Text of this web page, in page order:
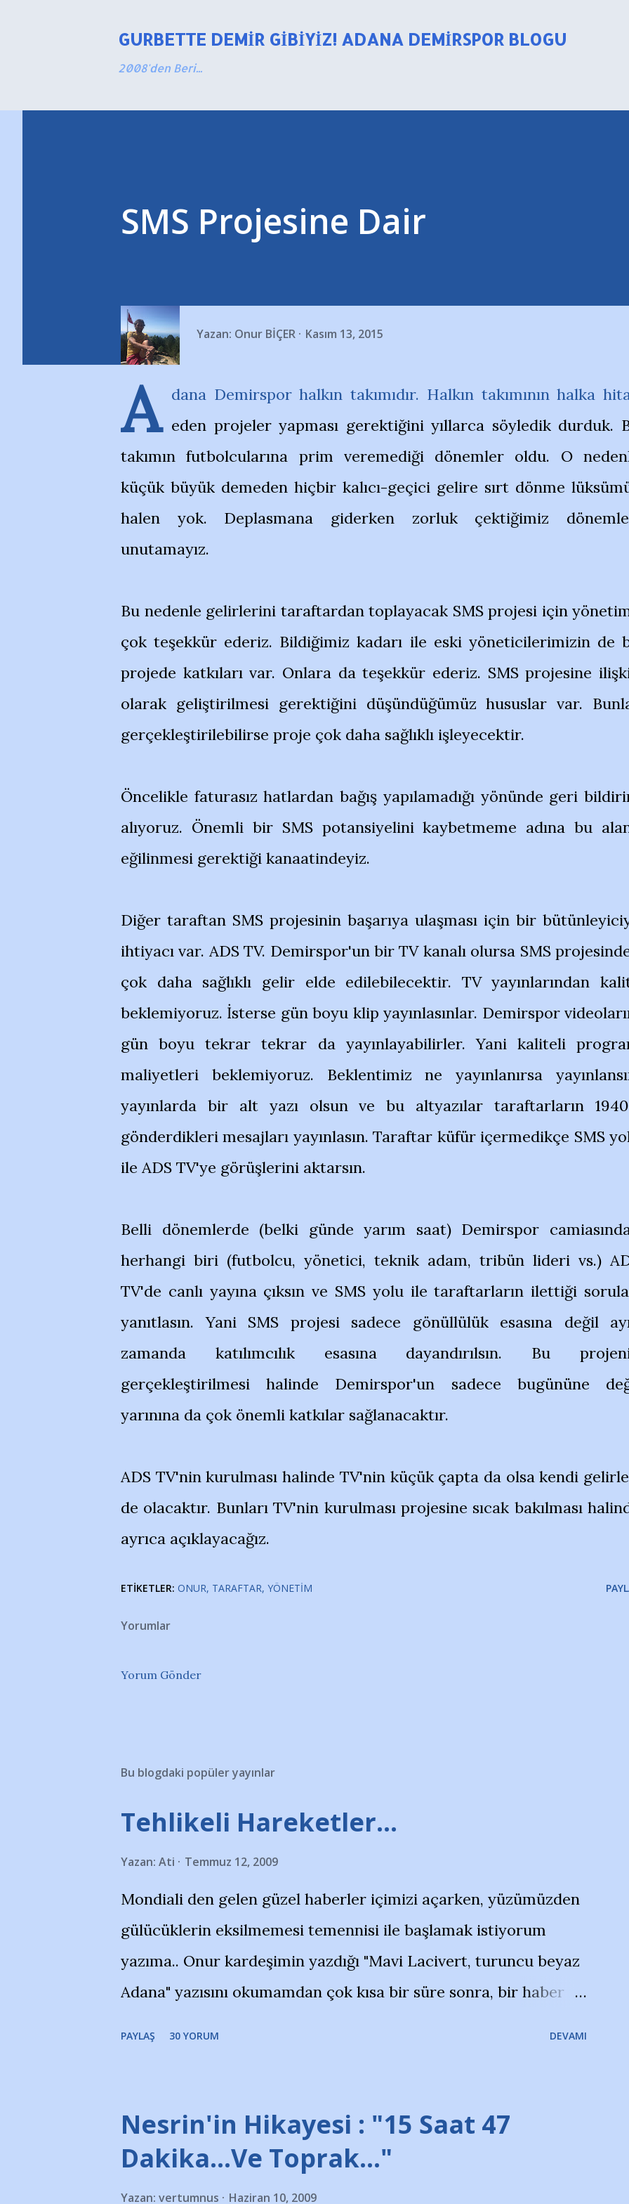
GURBETTE DEMIR GIBIYIZ! ADANA DEMIRSPOR BLOGU
2008'den Beri...
SMS Projesine Dair
Yazan: Onur BİÇER Kasım 13, 2015
A
dana Demirspor halkın takımıdır. Halkın takımının halka
eden projeler yapması gerektiğini yıllarca söyledik durduk.
takımın futbolcularına prim veremediği dönemler oldu. O
küçük büyük demeden hiçbir kalıcı-geçici gelire sırt dönme
halen yok. Deplasmana giderken zorluk çektiğimiz
unutamayız.
Bu nedenle gelirlerini taraftardan toplayacak SMS projesi için
çok teşekkür ederiz. Bildiğimiz kadarı ile eski yöneticilerimizin de
projede katkıları var. Onlara da teşekkür ederiz. SMS projesine
olarak geliştirilmesi gerektiğini düşündüğümüz hususlar var.
gerçekleştirilebilirse proje çok daha sağlıklı işleyecektir.
Öncelikle faturasız hatlardan bağış yapılamadığı yönünde geri
alıyoruz. Önemli bir SMS potansiyelini kaybetmeme adına bu
eğilinmesi gerektiği kanaatindeyiz.
Diğer taraftan SMS projesinin başarıya ulaşması için bir
ihtiyacı var. ADS TV. Demirspor'un bir TV kanalı olursa SMS
çok daha sağlıklı gelir elde edilebilecektir. TV yayınlarından
beklemiyoruz. İsterse gün boyu klip yayınlasınlar. Demirspor
gün boyu tekrar tekrar da yayınlayabilirler. Yani kaliteli
maliyetleri beklemiyoruz. Beklentimiz ne yayınlanırsa
yayınlarda bir alt yazı olsun ve bu altyazılar taraftarların
gönderdikleri mesajları yayınlasın. Taraftar küfür içermedikçe SMS
ile ADS TV'ye görüşlerini aktarsın.
Belli dönemlerde (belki günde yarım saat) Demirspor
herhangi biri (futbolcu, yönetici, teknik adam, tribün lideri vs.)
TV'de canlı yayına çıksın ve SMS yolu ile taraftarların ilettiği
yanıtlasın. Yani SMS projesi sadece gönüllülük esasına değil
zamanda katılımcılık esasına dayandırılsın. Bu
gerçekleştirilmesi halinde Demirspor'un sadece bugününe
yarınına da çok önemli katkılar sağlanacaktır.
ADS TV'nin kurulması halinde TV'nin küçük çapta da olsa kendi
de olacaktır. Bunları TV'nin kurulması projesine sıcak bakılması
ayrıca açıklayacağız.
ETIKETLER: ONUR TARAFTAR YÖNETIM
Yorumlar
Yorum Gönder
Bu blogdaki popüler yayınlar
Tehlikeli Hareketler...
Yazan: Ati Temmuz 12, 2009
Mondiali den gelen güzel haberler içimizi açarken, yüzümüzden
gülücüklerin eksilmemesi temennisi ile başlamak istiyorum
yazıma.. Onur kardeşimin yazdığı "Mavi Lacivert, turuncu beyaz
Adana" yazısını okumamdan çok kısa bir süre sonra, bir haber
stadı önünde yaklaşık 200 taraftarın toplanarak İstanbul
takımlarının Futbol okullarını ve ürünlerini Bursa şehrinde
görmek istemediklerini bir protesto eylemiyle açıkladıklarını
PAYLAŞ 30 YORUM DEVAMI
Nesrin'in Hikayesi : "15 Saat 47
Dakika…Ve Toprak…"
Yazan: vertumnus Haziran 10, 2009